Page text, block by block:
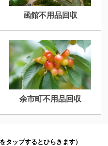
函館不用品回収
余市町不用品回収
タップするとひらきます）